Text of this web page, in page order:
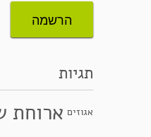
תגיות
אגוזים ארוחת